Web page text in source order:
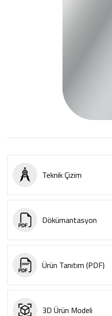
Teknik Çizim
Dökümantasyon
Ürün Tanıtım (PDF)
3D Ürün Modeli